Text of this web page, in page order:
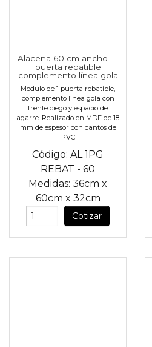
Alacena 60 cm ancho - 1
puerta rebatible
complemento línea gola
Modulo de 1 puerta rebatible,
complemento línea gola con
frente ciego y espacio de
agarre. Realizado en MDF de 18
mm de espesor con cantos de
PVC
Código: AL 1PG
REBAT - 60
Medidas: 36cm x
60cm x 32cm
Cotizar